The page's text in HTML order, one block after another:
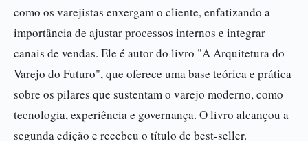
como os varejistas enxergam o cliente, enfatizando a
importância de ajustar processos internos e integrar
canais de vendas. Ele é autor do livro "A Arquitetura do
Varejo do Futuro", que oferece uma base teórica e prática
sobre os pilares que sustentam o varejo moderno, como
tecnologia, experiência e governança. O livro alcançou a
segunda edição e recebeu o título de best-seller.